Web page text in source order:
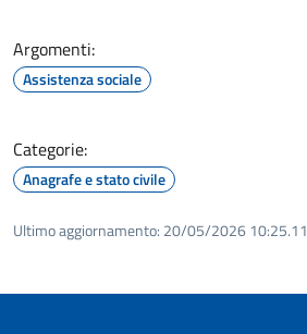
Argomenti:
Assistenza sociale
Categorie:
Anagrafe e stato civile
Ultimo aggiornamento: 20/05/2026 10:25.11